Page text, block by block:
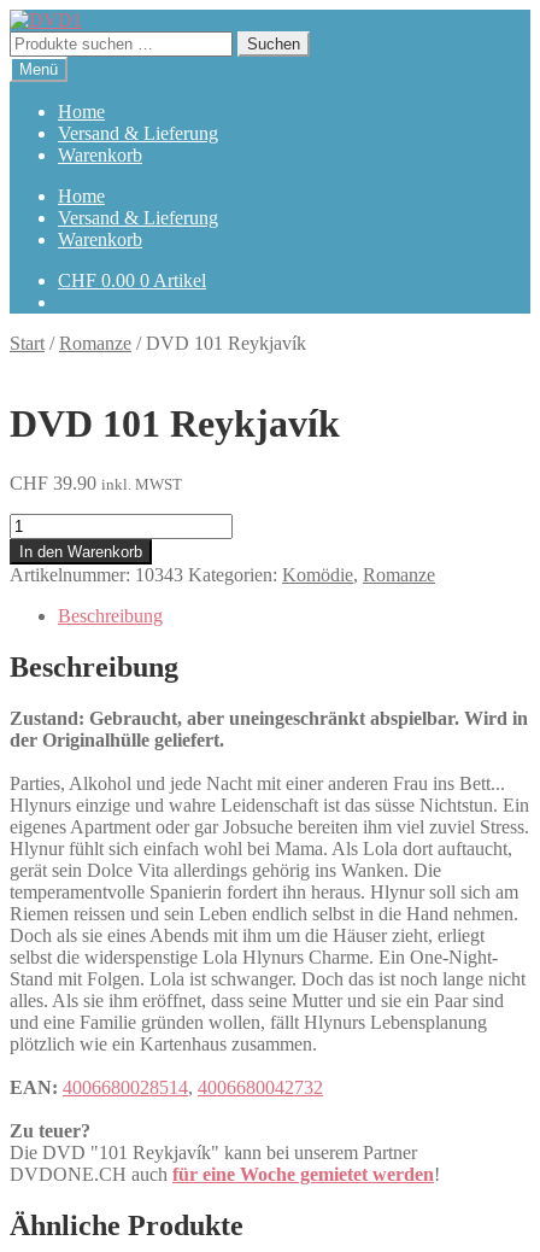
Zur
Navigation
springen
Zum
Inhalt
springen
Suchen
nach:
Suchen
Menü
Home
Versand & Lieferung
Warenkorb
Home
Versand & Lieferung
Warenkorb
CHF 0.00 0 Artikel
Start /Romanze /DVD 101 Reykjavík
DVD 101 Reykjavík
CHF 39.90 inkl. MWST
101
Reykjavík
Menge
In den Warenkorb
Artikelnummer: 10343 Kategorien: Komödie, Romanze
Beschreibung
Beschreibung
Zustand: Gebraucht, aber uneingeschränkt abspielbar. Wird in
der Originalhülle geliefert.
Parties, Alkohol und jede Nacht mit einer anderen Frau ins Bett...
Hlynurs einzige und wahre Leidenschaft ist das süsse Nichtstun. Ein
eigenes Apartment oder gar Jobsuche bereiten ihm viel zuviel Stress.
Hlynur fühlt sich einfach wohl bei Mama. Als Lola dort auftaucht,
gerät sein Dolce Vita allerdings gehörig ins Wanken. Die
temperamentvolle Spanierin fordert ihn heraus. Hlynur soll sich am
Riemen reissen und sein Leben endlich selbst in die Hand nehmen.
Doch als sie eines Abends mit ihm um die Häuser zieht, erliegt
selbst die widerspenstige Lola Hlynurs Charme. Ein One-Night-
Stand mit Folgen. Lola ist schwanger. Doch das ist noch lange nicht
alles. Als sie ihm eröffnet, dass seine Mutter und sie ein Paar sind
und eine Familie gründen wollen, fällt Hlynurs Lebensplanung
plötzlich wie ein Kartenhaus zusammen.
EAN: 4006680028514, 4006680042732
Zu teuer?
Die DVD "101 Reykjavík" kann bei unserem Partner
DVDONE.CH auch für eine Woche gemietet werden!
Ähnliche Produkte